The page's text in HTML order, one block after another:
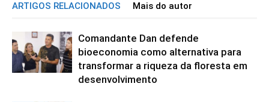
ARTIGOS RELACIONADOS Mais do autor
Comandante Dan defende
bioeconomia como alternativa para
transformar a riqueza da floresta em
desenvolvimento